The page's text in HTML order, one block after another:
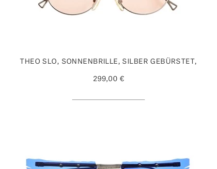
THEO SLO, SONNENBRILLE, SILBER GEBÜRSTET,
299,00 €